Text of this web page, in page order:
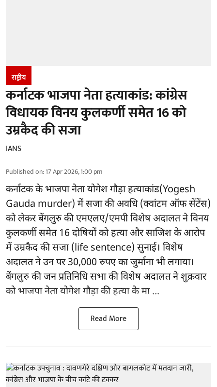
राष्ट्रीय
कर्नाटक भाजपा नेता हत्याकांड: कांग्रेस
विधायक विनय कुलकर्णी समेत 16 को
उम्रकैद की सजा
IANS
Published on:17 Apr 2026, 1:00 pm
कर्नाटक के भाजपा नेता योगेश गौड़ा हत्याकांड(Yogesh
Gauda murder) में सजा की अवधि (क्वांटम ऑफ सेंटेंस)
को लेकर बेंगलुरु की एमएलए/एमपी विशेष अदालत ने विनय
कुलकर्णी समेत 16 दोषियों को हत्या और साजिश के आरोप
में उम्रकैद की सजा (life sentence) सुनाई। विशेष
अदालत ने उन पर 30,000 रुपए का जुर्माना भी लगाया।
बेंगलुरु की जन प्रतिनिधि सभा की विशेष अदालत ने शुक्रवार
को भाजपा नेता योगेश गौड़ा की हत्या के मा ...
Read More